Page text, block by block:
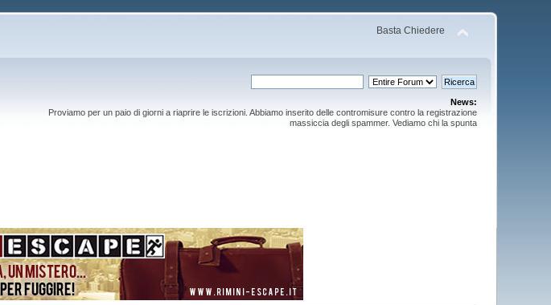
Basta Chiedere
News:
Proviamo per un paio di giorni a riaprire le iscrizioni. Abbiamo inserito delle contromisure contro la registrazione
massiccia degli spammer. Vediamo chi la spunta